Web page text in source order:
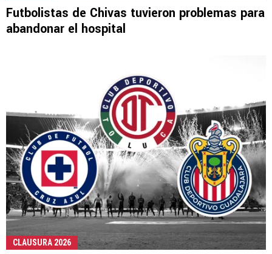
Futbolistas de Chivas tuvieron problemas para
abandonar el hospital
CLAUSURA 2026